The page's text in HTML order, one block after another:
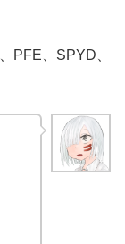
PFE、SPYD、